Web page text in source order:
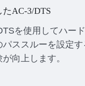
たAC-3/DTS
を使用してハー
ススルーを設定す
向上します。